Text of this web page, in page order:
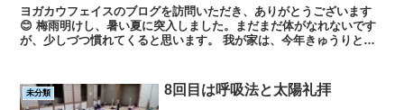
ヨガカウフェイスのブログを訪問いただき、ありがとうございます
😊 梅雨明けし、暑い夏に突入しました。まだまだ体がなれないです
が、少しづつ慣れてくると思います。 我が家は、今年きゅうりとプ
未分類 8回目は呼吸法と太陽礼拝